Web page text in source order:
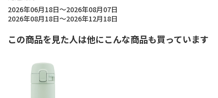
2026年06月18日～2026年08月07日
2026年08月18日～2026年12月18日
この商品を見た人は他にこんな商品も買っています